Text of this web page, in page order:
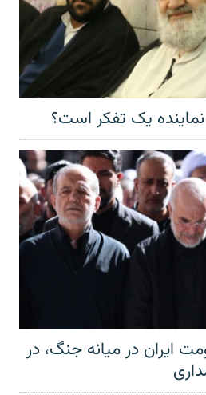
نماینده یک تفکر است؟
ایران در میانه جنگ، در